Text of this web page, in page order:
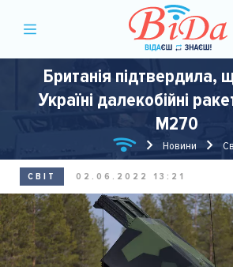
Британія підтвердила,
Україні далекобійні
M270
Новини
СВІТ 02.06.2022 13:21